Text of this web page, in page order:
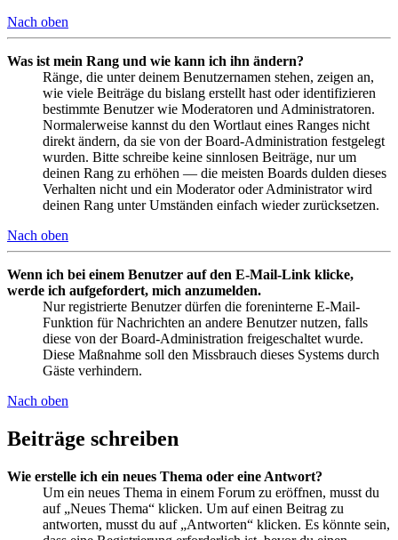
Nach oben
Was ist mein Rang und wie kann ich ihn ändern?
Ränge, die unter deinem Benutzernamen stehen, zeigen an,
wie viele Beiträge du bislang erstellt hast oder identifizieren
bestimmte Benutzer wie Moderatoren und Administratoren.
Normalerweise kannst du den Wortlaut eines Ranges nicht
direkt ändern, da sie von der Board-Administration festgelegt
wurden. Bitte schreibe keine sinnlosen Beiträge, nur um
deinen Rang zu erhöhen — die meisten Boards dulden dieses
Verhalten nicht und ein Moderator oder Administrator wird
deinen Rang unter Umständen einfach wieder zurücksetzen.
Nach oben
Wenn ich bei einem Benutzer auf den E-Mail-Link klicke,
werde ich aufgefordert, mich anzumelden.
Nur registrierte Benutzer dürfen die foreninterne E-Mail-
Funktion für Nachrichten an andere Benutzer nutzen, falls
diese von der Board-Administration freigeschaltet wurde.
Diese Maßnahme soll den Missbrauch dieses Systems durch
Gäste verhindern.
Nach oben
Beiträge schreiben
Wie erstelle ich ein neues Thema oder eine Antwort?
Um ein neues Thema in einem Forum zu eröffnen, musst du
auf „Neues Thema“ klicken. Um auf einen Beitrag zu
antworten, musst du auf „Antworten“ klicken. Es könnte sein,